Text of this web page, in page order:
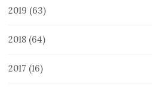
2019 (63)
2018 (64)
2017 (16)